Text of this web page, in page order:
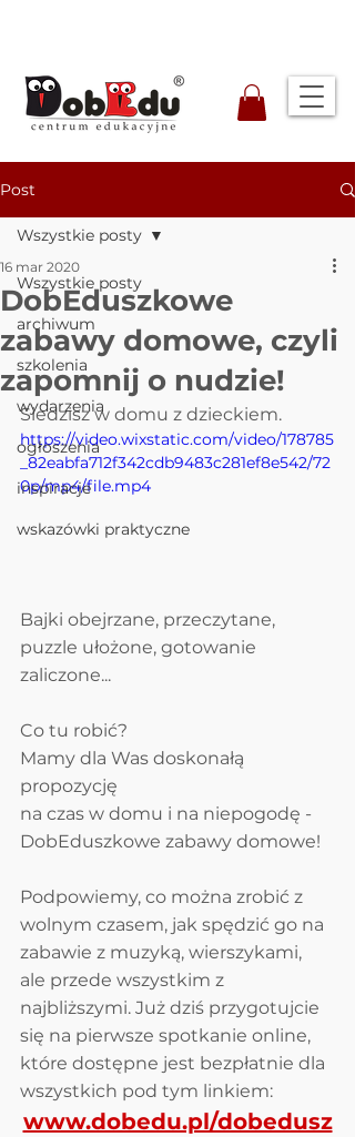
Post
Wszystkie posty
archiwum
szkolenia
wydarzenia
ogłoszenia
inspiracje
wskazówki praktyczne
Wszystkie posty
DobEduszkowe
zabawy domowe, czyli
zapomnij o nudzie!
16 mar 2020
Siedzisz w domu z dzieckiem.
https://video.wixstatic.com/video/178785
_82eabfa712f342cdb9483c281ef8e542/72
0p/mp4/file.mp4
Bajki obejrzane, przeczytane,
puzzle ułożone, gotowanie
zaliczone...
Co tu robić?
Mamy dla Was doskonałą
propozycję
na czas w domu i na niepogodę -
DobEduszkowe zabawy domowe!
Podpowiemy, co można zrobić z
wolnym czasem, jak spędzić go na
zabawie z muzyką, wierszykami,
ale przede wszystkim z
najbliższymi. Już dziś przygotujcie
się na pierwsze spotkanie online,
które dostępne jest bezpłatnie dla
wszystkich pod tym linkiem:
www.dobedu.pl/dobedusz